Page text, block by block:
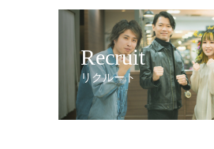
Recruit
リクルート